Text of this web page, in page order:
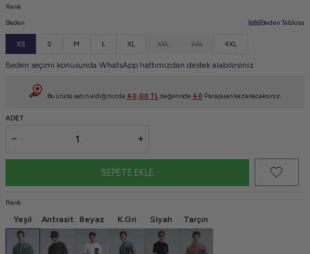
Renk
Beden Beden Tablosu
XS S M L XL XXL 3XL 4XL
Beden seçimi konusunda WhatsApp hattımızdan destek alabilirsiniz
Bu ürünü satın aldığınızda 40,00 TL değerinde 40 Parapuan kazanacaksınız.
ADET
SEPETE EKLE
Renk
Yeşil Antrasit Beyaz K.Gri Siyah Tarçın